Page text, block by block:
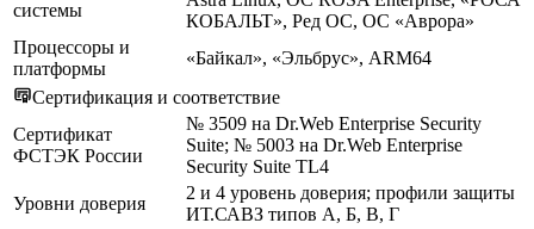
системы
КОБАЛЬТ», Ред ОС, ОС «Аврора»
Процессоры и
платформы
«Байкал», «Эльбрус», ARM64
Сертификация и соответствие
Сертификат
ФСТЭК России
№ 3509 на Dr.Web Enterprise Security
Suite; № 5003 на Dr.Web Enterprise
Security Suite TL4
Уровни доверия
2 и 4 уровень доверия; профили защиты
ИТ.САВЗ типов А, Б, В, Г